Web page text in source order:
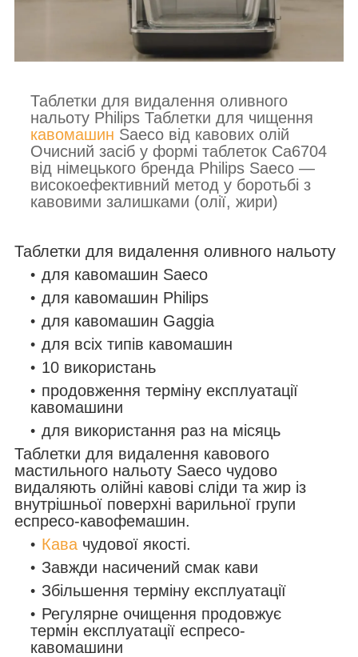
Таблетки для видалення оливного
нальоту Philips Таблетки для чищення
кавомашин Saeco від кавових олій
Очисний засіб у формі таблеток Ca6704
від німецького бренда Philips Saeco —
високоефективний метод у боротьбі з
кавовими залишками (олії, жири)
Таблетки для видалення оливного нальоту
для кавомашин Saeco
для кавомашин Philips
для кавомашин Gaggia
для всіх типів кавомашин
10 використань
продовження терміну експлуатації
кавомашини
для використання раз на місяць
Таблетки для видалення кавового
мастильного нальоту Saeco чудово
видаляють олійні кавові сліди та жир із
внутрішньої поверхні варильної групи
еспресо-кавофемашин.
Кава чудової якості.
Завжди насичений смак кави
Збільшення терміну експлуатації
Регулярне очищення продовжує
термін експлуатації еспресо-
кавомашини